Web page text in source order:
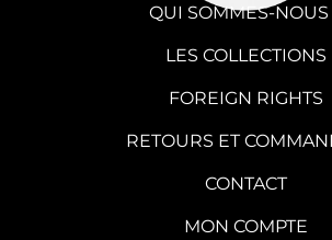
QUI SOMMES-NOUS
LES COLLECTIONS
FOREIGN RIGHTS
RETOURS ET
CONTACT
MON COMPTE